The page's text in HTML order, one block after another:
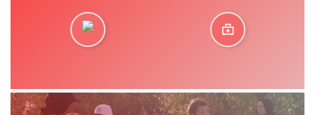
VEPRIMTARI